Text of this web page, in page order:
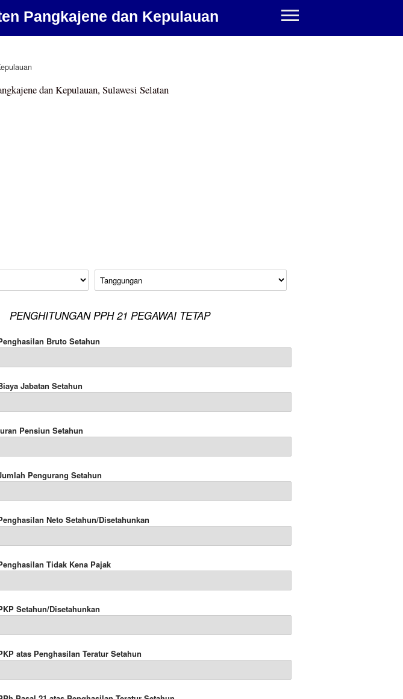
Pangkajene dan Kepulauan
dan Kepulauan, Sulawesi Selatan
Tanggungan
PENGHITUNGAN PPH 21 PEGAWAI TETAP
Bruto Setahun
Jabatan Setahun
Pensiun Setahun
Pengurang Setahun
Neto Setahun/Disetahunkan
Tidak Kena Pajak
Setahun/Disetahunkan
atas Penghasilan Teratur Setahun